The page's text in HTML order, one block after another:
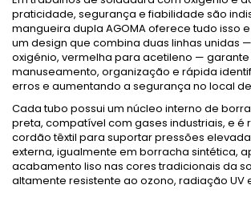
praticidade, segurança e fiabilidade são
mangueira dupla AGOMA oferece tudo isso
um design que combina duas linhas unidas
oxigénio, vermelha para acetileno — garante
manuseamento, organização e rápida
erros e aumentando a segurança no local
Cada tubo possui um núcleo interno de
preta, compatível com gases industriais, e é
cordão têxtil para suportar pressões
externa, igualmente em borracha sintética,
acabamento liso nas cores tradicionais da
altamente resistente ao ozono, radiação UV